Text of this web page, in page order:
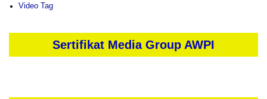
Video Tag
Sertifikat Media Group AWPI